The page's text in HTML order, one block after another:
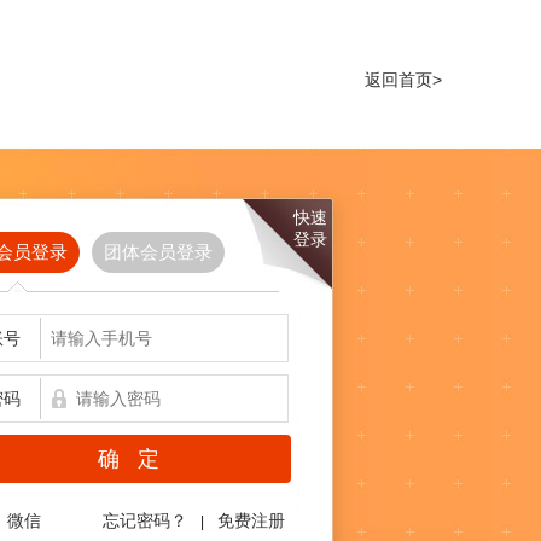
返回首页>
快速
登录
员登录 团体会员登录
号
码
忘记密码？ 免费注册
微信